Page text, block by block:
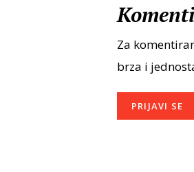
Za
brza i
PRIJAVI SE